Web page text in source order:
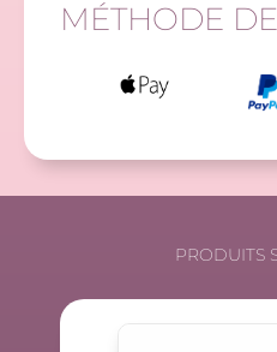
MÉTHODE
PRODUITS